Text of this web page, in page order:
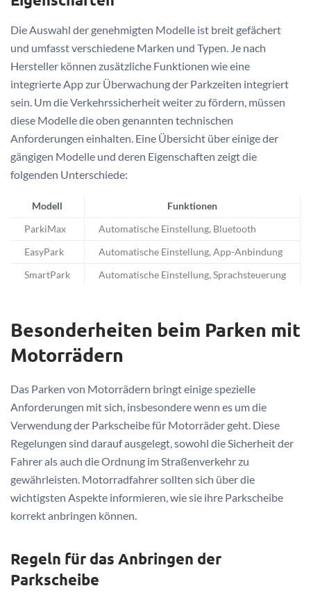
Die Auswahl der genehmigten Modelle ist breit gefächert
und umfasst verschiedene Marken und Typen. Je nach
Hersteller können zusätzliche Funktionen wie eine
integrierte App zur Überwachung der Parkzeiten integriert
sein. Um die Verkehrssicherheit weiter zu fördern, müssen
diese Modelle die oben genannten technischen
Anforderungen einhalten. Eine Übersicht über einige der
gängigen Modelle und deren Eigenschaften zeigt die
folgenden Unterschiede:
Modell Funktionen
ParkiMax Automatische Einstellung, Bluetooth
EasyPark Automatische Einstellung, App-Anbindung
SmartPark Automatische Einstellung, Sprachsteuerung
Besonderheiten beim Parken mit
Motorrädern
Das Parken von Motorrädern bringt einige spezielle
Anforderungen mit sich, insbesondere wenn es um die
Verwendung der Parkscheibe für Motorräder geht. Diese
Regelungen sind darauf ausgelegt, sowohl die Sicherheit der
Fahrer als auch die Ordnung im Straßenverkehr zu
gewährleisten. Motorradfahrer sollten sich über die
wichtigsten Aspekte informieren, wie sie ihre Parkscheibe
korrekt anbringen können.
Regeln für das Anbringen der
Parkscheibe